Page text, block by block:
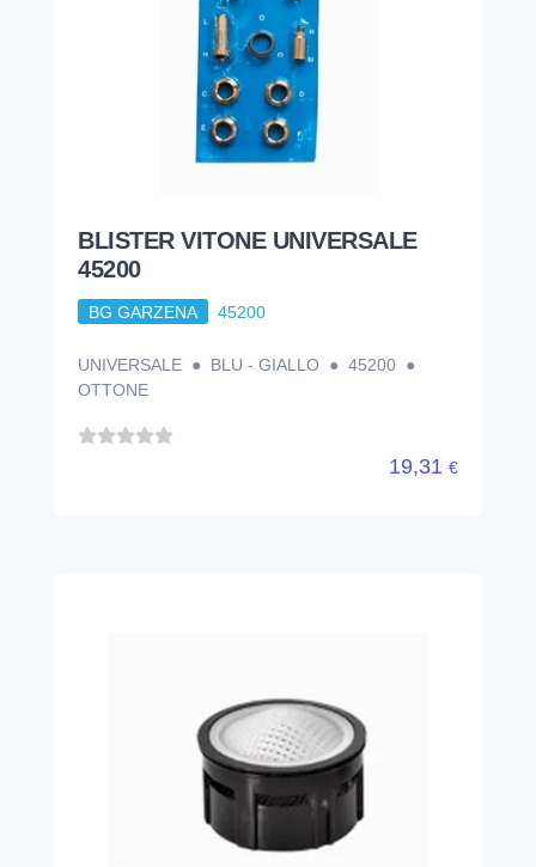
BLISTER VITONE UNIVERSALE
45200
BG GARZENA 45200
UNIVERSALE ● BLU - GIALLO ● 45200 ●
OTTONE
19,31 €